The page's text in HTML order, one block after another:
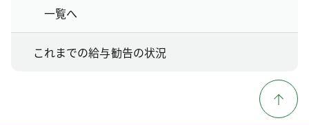
一覧へ
これまでの給与勧告の状況